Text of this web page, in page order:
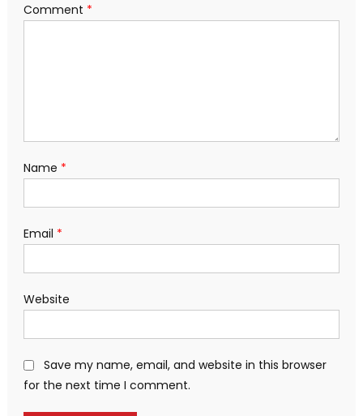
Comment *
Name *
Email *
Website
Save my name, email, and website in this browser
for the next time I comment.